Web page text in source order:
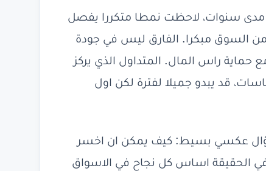
مدى سنوات، لاحظت نمطا متكررا يفصل
من السوق مبكرا. الفارق ليس في جودة
حماية راس المال. المتداول الذي يركز
قد يبدو جميلا لفترة لكن اول
عكسي بسيط: كيف يمكن ان اخسر
في الحقيقة اساس كل نجاح في الاسواق